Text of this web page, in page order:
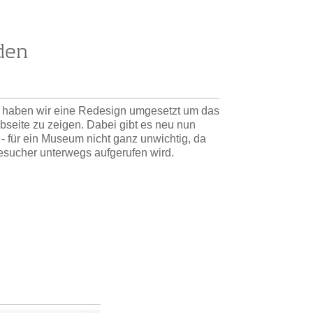
wir eine Redesign umgesetzt um das
zu zeigen. Dabei gibt es neu nun
für ein Museum nicht ganz unwichtig, da
unterwegs aufgerufen wird.